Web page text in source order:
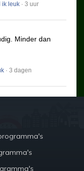
ik leuk · 3 uur
Minder dan
· 3 dagen